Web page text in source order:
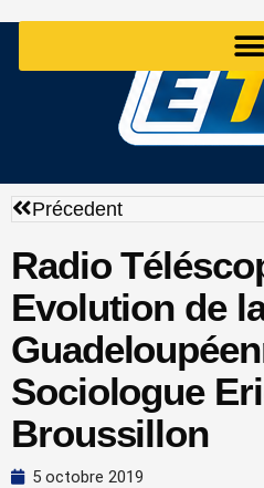
Précédent
Précedent
Radio
Evolution de
Sociologue
Broussillon
5 octobre 2019